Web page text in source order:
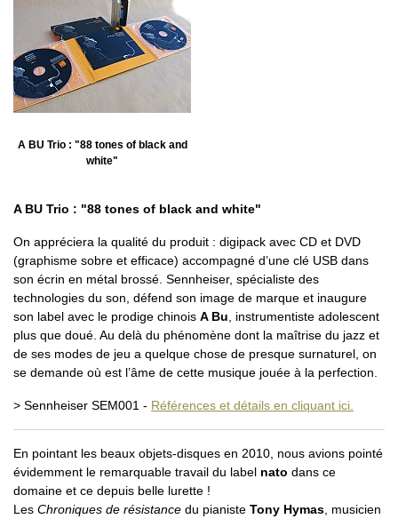
A BU Trio : "88 tones of black and
white"
A BU Trio : "88 tones of black and white"
On appréciera la qualité du produit : digipack avec CD et DVD
(graphisme sobre et efficace) accompagné d’une clé USB dans
son écrin en métal brossé. Sennheiser, spécialiste des
technologies du son, défend son image de marque et inaugure
son label avec le prodige chinois A Bu, instrumentiste adolescent
plus que doué. Au delà du phénomène dont la maîtrise du jazz et
de ses modes de jeu a quelque chose de presque surnaturel, on
se demande où est l’âme de cette musique jouée à la perfection.
> Sennheiser SEM001 - Références et détails en cliquant ici.
En pointant les beaux objets-disques en 2010, nous avions pointé
évidemment le remarquable travail du label nato dans ce
domaine et ce depuis belle lurette !
Les Chroniques de résistance du pianiste Tony Hymas, musicien